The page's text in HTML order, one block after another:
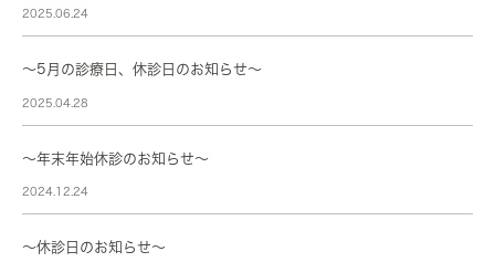
2025.06.24
～5月の診療日、休診日のお知らせ～
2025.04.28
〜年末年始休診のお知らせ〜
2024.12.24
～休診日のお知らせ～